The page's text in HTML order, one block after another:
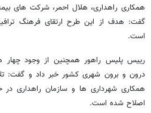
همکاری راهداری، هلال احمر، شرکت های
گفت: هدف از این طرح ارتقای فرهنگ
است.
رییس پلیس راهور همچنین از وجود چهار
درون و برون شهری کشور خبر داد و گفت:
همکاری شهرداری ها و سازمان راهداری
اصلاح شده است.